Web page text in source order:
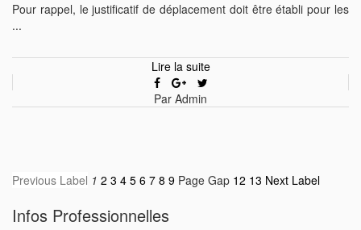
Pour rappel, le justificatif de déplacement doit être établi pour les
...
Lire la suite
Par Admin
Previous Label 1 2 3 4 5 6 7 8 9 Page Gap 12 13 Next Label
Infos Professionnelles